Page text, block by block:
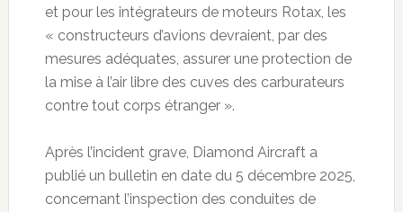
et pour les intégrateurs de moteurs Rotax, les
« constructeurs d’avions devraient, par des
mesures adéquates, assurer une protection de
la mise à l’air libre des cuves des carburateurs
contre tout corps étranger ».
Après l’incident grave, Diamond Aircraft a
publié un bulletin en date du 5 décembre 2025,
concernant l’inspection des conduites de